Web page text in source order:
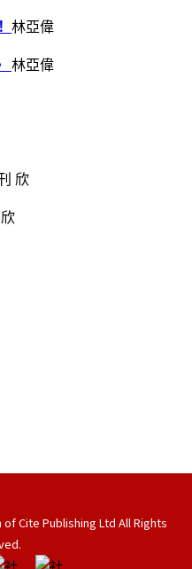
林亞偉
林亞偉
欣
Cite Publishing Ltd All Rights